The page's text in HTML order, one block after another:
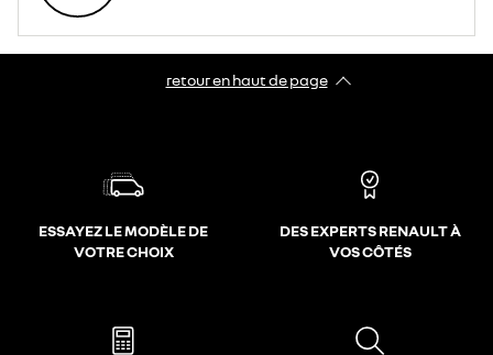
retour en haut de page​
ESSAYEZ LE MODÈLE DE
VOTRE CHOIX
DES EXPERTS RENAULT À
VOS CÔTÉS